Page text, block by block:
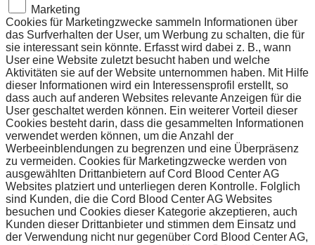
Marketing
Cookies für Marketingzwecke sammeln Informationen über
das Surfverhalten der User, um Werbung zu schalten, die für
sie interessant sein könnte. Erfasst wird dabei z. B., wann
User eine Website zuletzt besucht haben und welche
Aktivitäten sie auf der Website unternommen haben. Mit Hilfe
dieser Informationen wird ein Interessensprofil erstellt, so
dass auch auf anderen Websites relevante Anzeigen für die
User geschaltet werden können. Ein weiterer Vorteil dieser
Cookies besteht darin, dass die gesammelten Informationen
verwendet werden können, um die Anzahl der
Werbeeinblendungen zu begrenzen und eine Überpräsenz
zu vermeiden. Cookies für Marketingzwecke werden von
ausgewählten Drittanbietern auf Cord Blood Center AG
Websites platziert und unterliegen deren Kontrolle. Folglich
sind Kunden, die die Cord Blood Center AG Websites
besuchen und Cookies dieser Kategorie akzeptieren, auch
Kunden dieser Drittanbieter und stimmen dem Einsatz und
der Verwendung nicht nur gegenüber Cord Blood Center AG,